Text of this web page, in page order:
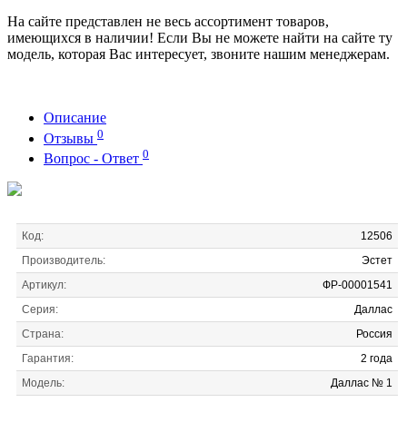
На сайте представлен не весь ассортимент товаров,
имеющихся в наличии! Если Вы не можете найти на сайте ту
модель, которая Вас интересует, звоните нашим менеджерам.
Описание
Отзывы 0
Вопрос - Ответ 0
Код:
12506
Производитель:
Эстет
Артикул:
ФР-00001541
Серия:
Даллас
Страна:
Россия
Гарантия:
2 года
Модель:
Даллас № 1